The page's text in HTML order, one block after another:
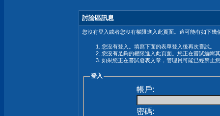
討論區訊息
您沒有登入或者您沒有權限進入此頁面。這可能有如下幾
您沒有登入。填寫下面的表單登入後再次嘗試。
您沒有足夠的權限進入此頁面。您正在嘗試編輯
如果您正在嘗試發表文章，管理員可能已經禁止
登入
帳戶:
密碼: